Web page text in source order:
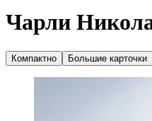
Чарли
Компактно Большие карточки